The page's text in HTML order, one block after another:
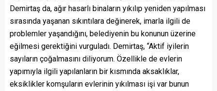
Demirtaş da, ağır hasarlı binaların yıkılıp yeniden yapılması
sırasında yaşanan sıkıntılara değinerek, imarla ilgili de
problemler yaşandığını, belediyenin bu konunun üzerine
eğilmesi gerektiğini vurguladı. Demirtaş, “Aktif iyilerin
sayıların çoğalmasını diliyorum. Özellikle de evlerin
yapımıyla ilgili yapılanların bir kısmında aksaklıklar,
eksiklikler komşuların evlerinin yıkılması işi var bunun